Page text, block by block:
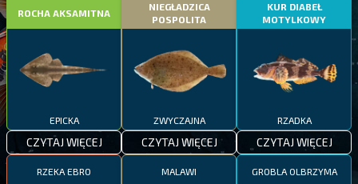
ROCHA AKSAMITNA
EPICKA
CZYTAJ WIĘCEJ
NIEGŁADZICA
POSPOLITA
ZWYCZAJNA
CZYTAJ WIĘCEJ
KUR DIABEŁ
MOTYLKOWY
RZADKA
CZYTAJ WIĘCEJ
RZEKA EBRO MALAWI GROBLA OLBRZYMA